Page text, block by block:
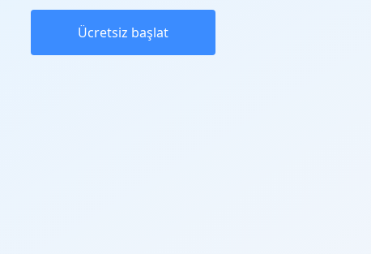
Ücretsiz başlat